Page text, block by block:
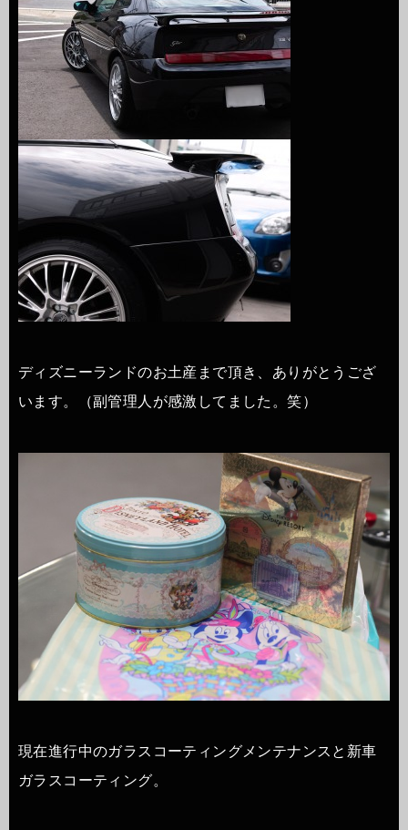
ディズニーランドのお土産まで頂き、ありがとうござ
います。（副管理人が感激してました。笑）
現在進行中のガラスコーティングメンテナンスと新車
ガラスコーティング。